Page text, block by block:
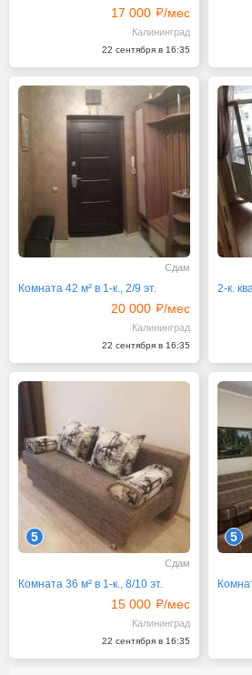
17 000 /мес
Калининград
22 сентября в 16:35
Сдам
Комната 42 м² в 1-к., 2/9 эт.
20 000 /мес
Калининград
22 сентября в 16:35
2-к.
5
Сдам
Комната 36 м² в 1-к., 8/10 эт.
15 000 /мес
Калининград
22 сентября в 16:35
5